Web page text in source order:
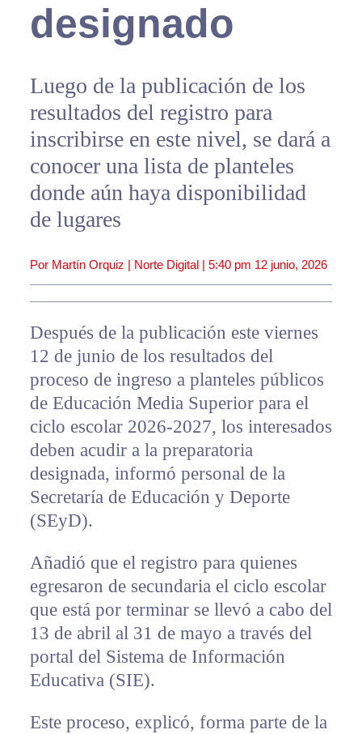
designado
Luego de la publicación de los
resultados del registro para
inscribirse en este nivel, se dará a
conocer una lista de planteles
donde aún haya disponibilidad
de lugares
Por Martín Orquiz | Norte Digital | 5:40 pm 12 junio, 2026
Después de la publicación este viernes
12 de junio de los resultados del
proceso de ingreso a planteles públicos
de Educación Media Superior para el
ciclo escolar 2026-2027, los interesados
deben acudir a la preparatoria
designada, informó personal de la
Secretaría de Educación y Deporte
(SEyD).
Añadió que el registro para quienes
egresaron de secundaria el ciclo escolar
que está por terminar se llevó a cabo del
13 de abril al 31 de mayo a través del
portal del Sistema de Información
Educativa (SIE).
Este proceso, explicó, forma parte de la